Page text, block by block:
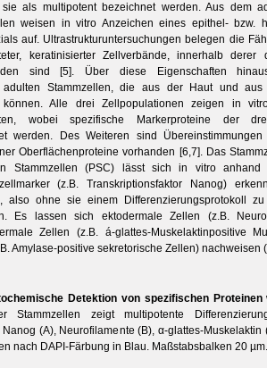
als multipotent bezeichnet werden. Aus dem
weisen in vitro Anzeichen eines epithel- bzw.
auf. Ultrastrukturuntersuchungen belegen die
keratinisierter Zellverbände, innerhalb derer
sind [5]. Über diese Eigenschaften
adulten Stammzellen, die aus der Haut und aus
können. Alle drei Zellpopulationen zeigen in
wobei spezifische Markerproteine der
werden. Des Weiteren sind
Oberflächenproteine vorhanden [6,7]. Das
Stammzellen (PSC) lässt sich in vitro anhand
(z.B. Transkriptionsfaktor Nanog)
also ohne sie einem Differenzierungsprotokoll
Es lassen sich ektodermale Zellen (z.B.
Zellen (z.B. á-glattes-Muskelaktinpositive
Amylase-positive sekretorische Zellen) nachweisen
Detektion von spezifischen Proteinen
Stammzellen zeigt multipotente
(A), Neurofilamente (B), α-glattes-Muskelaktin
nach DAPI-Färbung in Blau. Maßstabsbalken 20 µm.